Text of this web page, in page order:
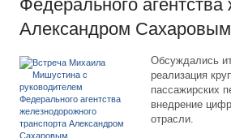
Федерального
Александром Сахаровым
Обсуждались
реализация
пассажирских
внедрение
отрасли.